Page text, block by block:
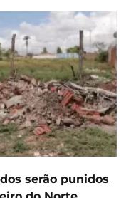
serão punidos